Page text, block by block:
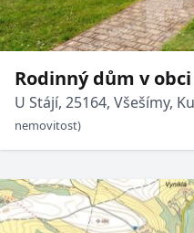
Rodinný dům v
bydlení u Prahy s
U Stájí, 25164, Všešímy,
nemovitost)